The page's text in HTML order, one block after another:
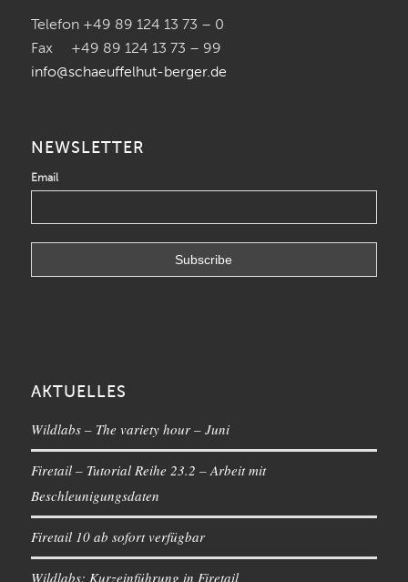
Telefon +49 89 124 13 73 – 0
Fax +49 89 124 13 73 – 99
info@schaeuffelhut-berger.de
NEWSLETTER
Email
AKTUELLES
Wildlabs – The variety hour – Juni
Firetail – Tutorial Reihe 23.2 – Arbeit mit
Beschleunigungsdaten
Firetail 10 ab sofort verfügbar
Wildlabs: Kurzeinführung in Firetail